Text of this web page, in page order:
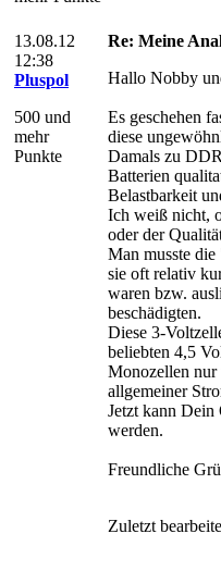
13.08.12
12:38
Pluspol
500 und
mehr
Punkte
Re: Meine
Hallo Nobby
Es geschehen
diese
Damals zu
Batterien
Belastbarkeit
Ich weiß nicht,
oder der
Man musste
sie oft relativ
waren bzw.
beschädigten.
Diese 3-
beliebten 4,5
Monozellen nur
allgemeiner
Jetzt kann Dein
werden.
Freundliche
Zuletzt